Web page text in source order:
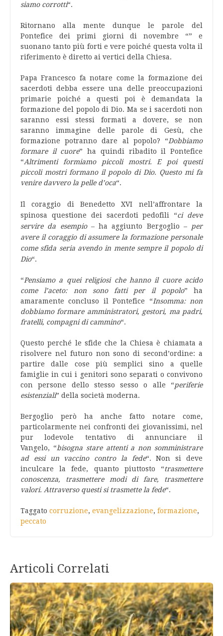
siamo corrotti“.
Ritornano alla mente dunque le parole del
Pontefice dei primi giorni di novembre “” e
suonano tanto più forti e vere poiché questa volta il
riferimento è diretto ai vertici della Chiesa.
Papa Francesco fa notare come la formazione dei
sacerdoti debba essere una delle preoccupazioni
primarie poiché a questi poi è demandata la
formazione del popolo di Dio. Ma se i sacerdoti non
saranno essi stessi formati a dovere, se non
saranno immagine delle parole di Gesù, che
formazione potranno dare al popolo? “Dobbiamo
formare il cuore” ha quindi ribadito il Pontefice
“Altrimenti formiamo piccoli mostri. E poi questi
piccoli mostri formano il popolo di Dio. Questo mi fa
venire davvero la pelle d’oca“.
Il coraggio di Benedetto XVI nell’affrontare la
spinosa questione dei sacerdoti pedofili “ci deve
servire da esempio– ha aggiunto Bergoglio –
per
avere il coraggio di assumere la formazione personale
come sfida seria avendo in mente sempre il popolo di
Dio“.
“Pensiamo a quei religiosi che hanno il cuore acido
come l’aceto: non sono fatti per il popolo” ha
amaramente concluso il Pontefice “Insomma: non
dobbiamo formare amministratori, gestori, ma padri,
fratelli, compagni di cammino“.
Questo perché le sfide che la Chiesa è chiamata a
risolvere nel futuro non sono di second’ordine: a
partire dalle cose più semplici sino a quelle
famiglie in cui i genitori sono separati o convivono
con persone dello stesso sesso o alle “periferie
esistenziali” della società moderna.
Bergoglio però ha anche fatto notare come,
particolarmente nei confronti dei giovanissimi, nel
pur lodevole tentativo di annunciare il
Vangelo, “bisogna stare attenti a non somministrare
ad essi un vaccino contro la fede“. Non si deve
inculcare la fede, quanto piuttosto “trasmettere
conoscenza, trasmettere modi di fare, trasmettere
valori. Attraverso questi si trasmette la fede“.
Taggato corruzione, evangelizzazione, formazione,
peccato
Articoli Correlati